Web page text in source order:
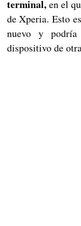
terminal,en el
de Xperia. Esto
nuevo y podría
dispositivo de